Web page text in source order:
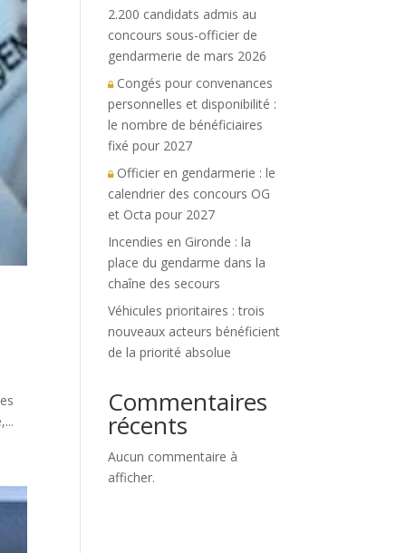
2.200 candidats admis au
concours sous-officier de
gendarmerie de mars 2026
Congés pour convenances
personnelles et disponibilité :
le nombre de bénéficiaires
fixé pour 2027
Officier en gendarmerie : le
calendrier des concours OG
et Octa pour 2027
Incendies en Gironde : la
place du gendarme dans la
chaîne des secours
Véhicules prioritaires : trois
nouveaux acteurs bénéficient
de la priorité absolue
Commentaires
récents
Aucun commentaire à
afficher.